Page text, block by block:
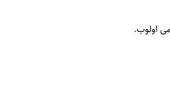
اولوب.